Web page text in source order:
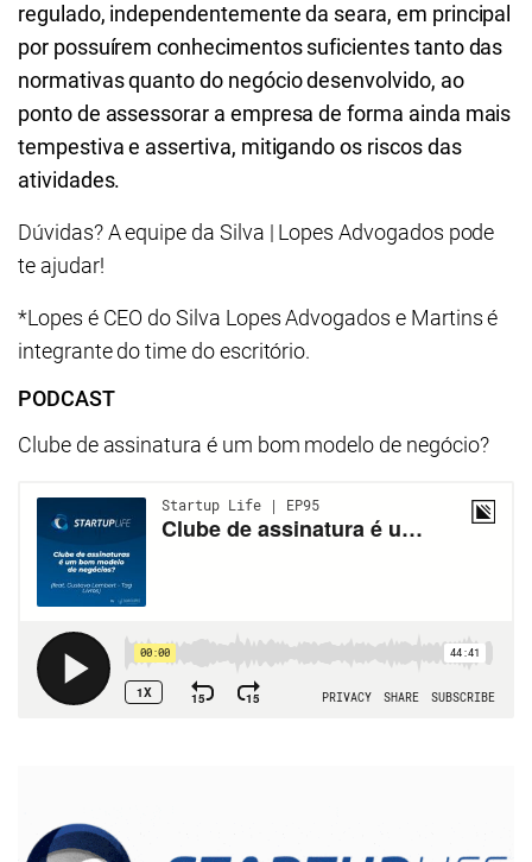
regulado, independentemente da seara, em principal
por possuírem conhecimentos suficientes tanto das
normativas quanto do negócio desenvolvido, ao
ponto de assessorar a empresa de forma ainda mais
tempestiva e assertiva, mitigando os riscos das
atividades.
Dúvidas? A equipe da Silva | Lopes Advogados pode
te ajudar!
*Lopes é CEO do Silva Lopes Advogados e Martins é
integrante do time do escritório.
PODCAST
Clube de assinatura é um bom modelo de negócio?